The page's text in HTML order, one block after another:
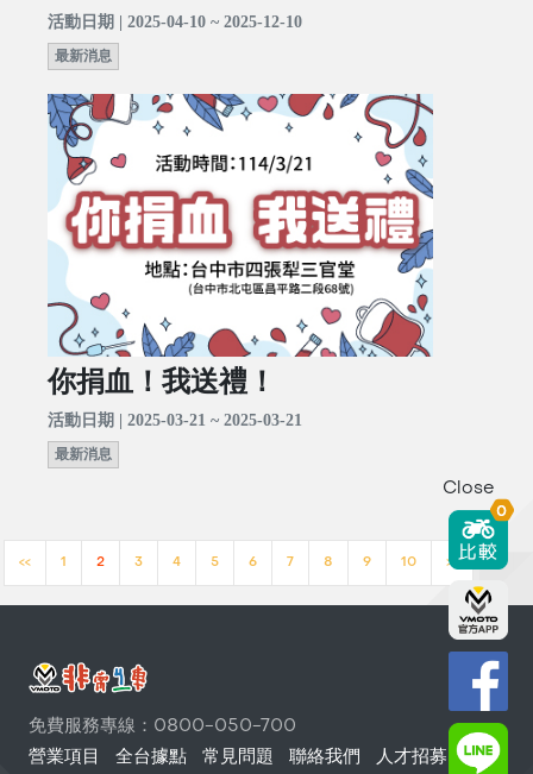
活動日期 | 2025-04-10 ~ 2025-12-10
最新消息
你捐血！我送禮！
活動日期 | 2025-03-21 ~ 2025-03-21
最新消息
<< 1 2 3 4 5 6 7 8 9 10 >>
免費服務專線：0800-050-700
營業項目
全台據點 常見問題 聯絡我們 人才招募
Close
0